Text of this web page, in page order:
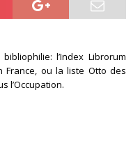
l’Index Librorum
France, ou la liste Otto des
l’Occupation.